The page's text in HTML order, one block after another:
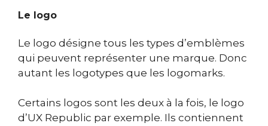
Le logo
Le logo désigne tous les types d’emblèmes
qui peuvent représenter une marque. Donc
autant les logotypes que les logomarks.
Certains logos sont les deux à la fois, le logo
d’UX Republic par exemple. Ils contiennent